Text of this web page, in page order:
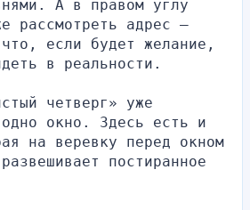
А в правом углу
рассмотреть адрес –
если будет желание,
в реальности.
четверг» уже
окно. Здесь есть и
на веревку перед окном
постиранное